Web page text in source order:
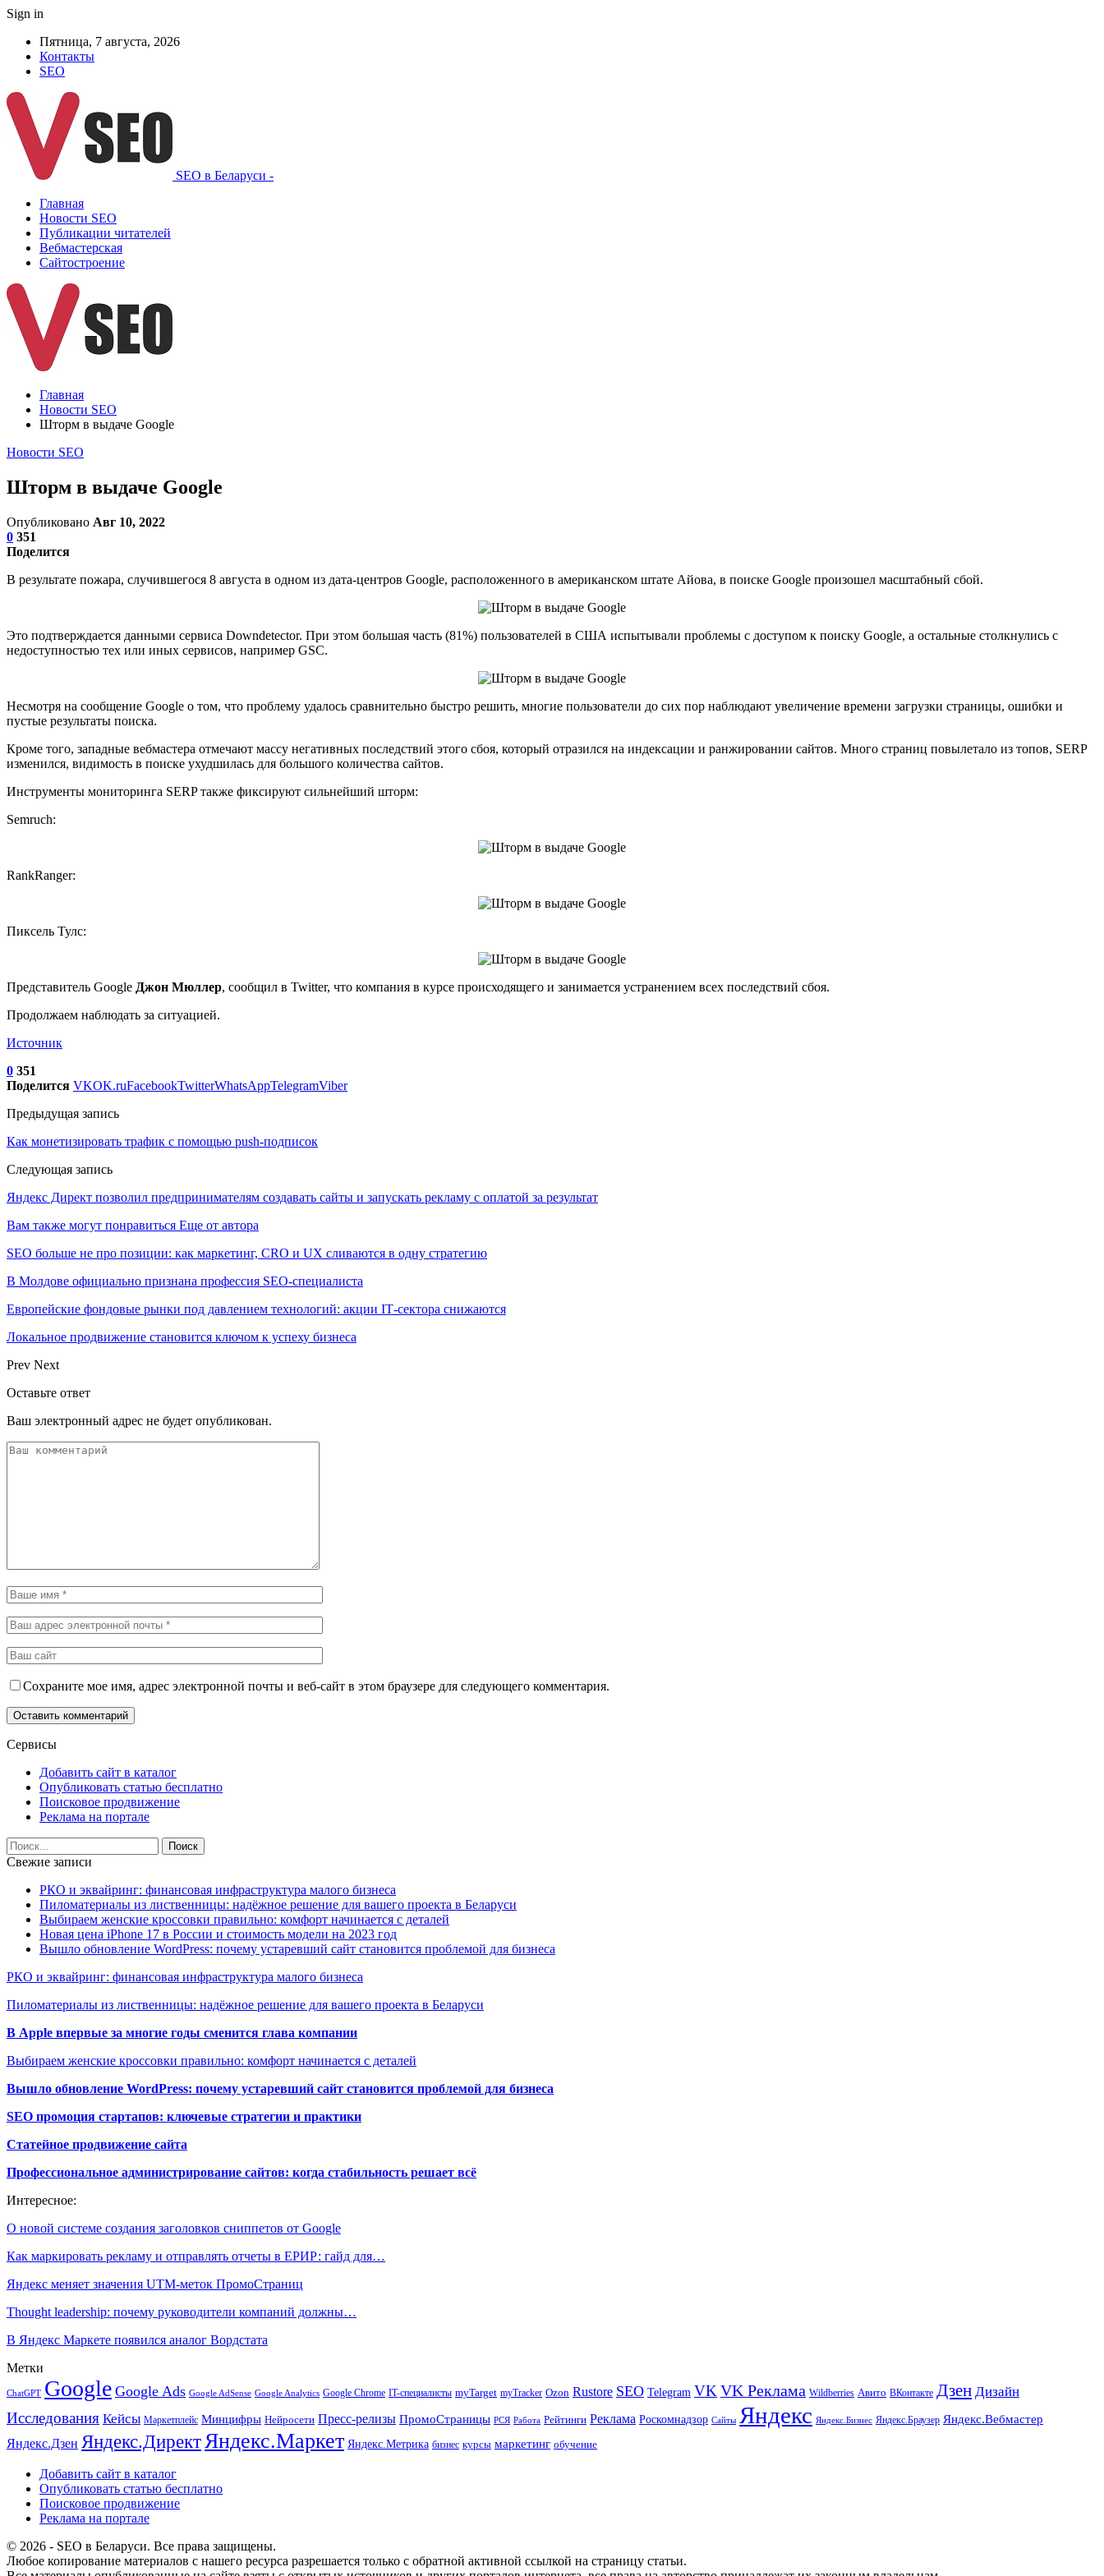
Sign in
Пятница, 7 августа, 2026
Контакты
SEO
SEO в Беларуси -
Главная
Новости SEO
Публикации читателей
Вебмастерская
Сайтостроение
Главная
Новости SEO
Шторм в выдаче Google
Новости SEO
Шторм в выдаче Google
Опубликовано Авг 10, 2022
0 351
Поделится
В результате пожара, случившегося 8 августа в одном из дата-центров Google, расположенного в американском штате Айова, в поиске Google произошел масштабный сбой.
Это подтверждается данными сервиса Downdetector. При этом большая часть (81%) пользователей в США испытывали проблемы с доступом к поиску Google, а остальные столкнулись с
недоступностью тех или иных сервисов, например GSC.
Несмотря на сообщение Google о том, что проблему удалось сравнительно быстро решить, многие пользователи до сих пор наблюдают увеличение времени загрузки страницы, ошибки и
пустые результаты поиска.
Кроме того, западные вебмастера отмечают массу негативных последствий этого сбоя, который отразился на индексации и ранжировании сайтов. Много страниц повылетало из топов, SERP
изменился, видимость в поиске ухудшилась для большого количества сайтов.
Инструменты мониторинга SERP также фиксируют сильнейший шторм:
Semruch:
RankRanger:
Пиксель Тулс:
Представитель Google Джон Мюллер, сообщил в Twitter, что компания в курсе происходящего и занимается устранением всех последствий сбоя.
Продолжаем наблюдать за ситуацией.
Источник
0 351
Поделится VKOK.ruFacebookTwitterWhatsAppTelegramViber
Предыдущая запись
Как монетизировать трафик с помощью push-подписок
Следующая запись
Яндекс Директ позволил предпринимателям создавать сайты и запускать рекламу с оплатой за результат
Вам также могут понравиться Еще от автора
SEO больше не про позиции: как маркетинг, CRO и UX сливаются в одну стратегию
В Молдове официально признана профессия SEO-специалиста
Европейские фондовые рынки под давлением технологий: акции IT‑сектора снижаются
Локальное продвижение становится ключом к успеху бизнеса
Prev Next
Оставьте ответ
Ваш электронный адрес не будет опубликован.
Сохраните мое имя, адрес электронной почты и веб-сайт в этом браузере для следующего комментария.
Сервисы
Добавить сайт в каталог
Опубликовать статью бесплатно
Поисковое продвижение
Реклама на портале
Свежие записи
РКО и эквайринг: финансовая инфраструктура малого бизнеса
Пиломатериалы из лиственницы: надёжное решение для вашего проекта в Беларуси
Выбираем женские кроссовки правильно: комфорт начинается с деталей
Новая цена iPhone 17 в России и стоимость модели на 2023 год
Вышло обновление WordPress: почему устаревший сайт становится проблемой для бизнеса
РКО и эквайринг: финансовая инфраструктура малого бизнеса
Пиломатериалы из лиственницы: надёжное решение для вашего проекта в Беларуси
В Apple впервые за многие годы сменится глава компании
Выбираем женские кроссовки правильно: комфорт начинается с деталей
Вышло обновление WordPress: почему устаревший сайт становится проблемой для бизнеса
SEO промоция стартапов: ключевые стратегии и практики
Статейное продвижение сайта
Профессиональное администрирование сайтов: когда стабильность решает всё
Интересное:
О новой системе создания заголовков сниппетов от Google
Как маркировать рекламу и отправлять отчеты в ЕРИР: гайд для…
Яндекс меняет значения UTM-меток ПромоСтраниц
Thought leadership: почему руководители компаний должны…
В Яндекс Маркете появился аналог Вордстата
Метки
ChatGPT Google Google Ads Google AdSense Google Analytics Google Chrome IT-специалисты myTarget myTracker Ozon Rustore SEO Telegram VK VK Реклама Wildberries Авито ВКонтакте Дзен Дизайн
Исследования Кейсы Маркетплейс Минцифры Нейросети Пресс-релизы ПромоСтраницы РСЯ Работа Рейтинги Реклама Роскомнадзор Сайты Яндекс Яндекс.Бизнес Яндекс.Браузер Яндекс.Вебмастер
Яндекс.Дзен Яндекс.ДиректЯндекс.Маркет Яндекс.Метрика бизнес курсы маркетинг обучение
Добавить сайт в каталог
Опубликовать статью бесплатно
Поисковое продвижение
Реклама на портале
© 2026 - SEO в Беларуси. Все права защищены.
Любое копирование материалов с нашего ресурса разрешается только с обратной активной ссылкой на страницу статьи.